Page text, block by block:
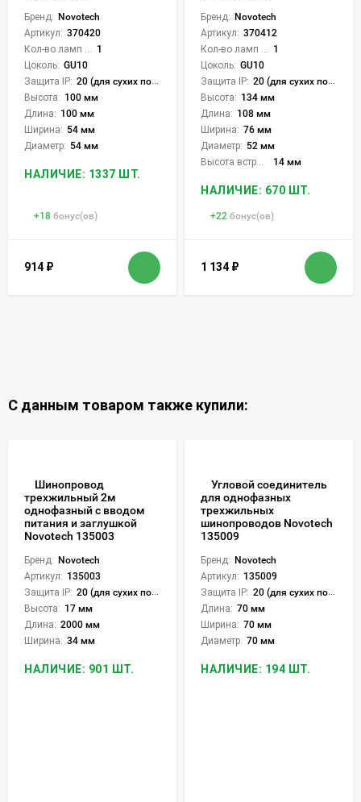
Бренд: Novotech
Артикул: 370420
1
Цоколь: GU10
Защита IP: 20 (для сухих пом.)
Высота: 100 мм
Длина: 100 мм
Ширина: 54 мм
Диаметр: 54 мм
НАЛИЧИЕ: 1337 ШТ.
+18 бонус(ов)
914 ₽
Бренд: Novotech
Артикул: 370412
1
Цоколь: GU10
Защита IP: 20 (для сухих пом.)
Высота: 134 мм
Длина: 108 мм
Ширина: 76 мм
Диаметр: 52 мм
14 мм
НАЛИЧИЕ: 670 ШТ.
+22 бонус(ов)
1 134 ₽
С данным товаром также купили:
Шинопровод
трехжильный 2м
однофазный с вводом
питания и заглушкой
Novotech 135003
Бренд: Novotech
Артикул: 135003
Защита IP: 20 (для сухих пом.)
Высота: 17 мм
Длина: 2000 мм
Ширина: 34 мм
НАЛИЧИЕ: 901 ШТ.
Угловой соединитель
для однофазных
трехжильных
шинопроводов Novotech
135009
Бренд: Novotech
Артикул: 135009
Защита IP: 20 (для сухих пом.)
Длина: 70 мм
Ширина: 70 мм
Диаметр: 70 мм
НАЛИЧИЕ: 194 ШТ.